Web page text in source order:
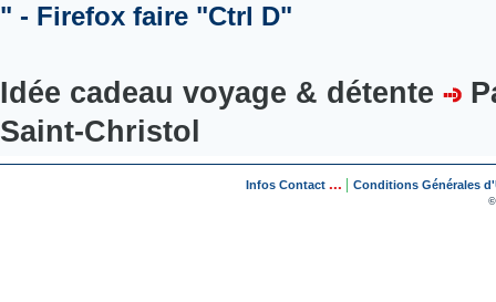
" - Firefox faire "Ctrl D"
Idée cadeau voyage & détente
Saint-Christol
Infos Contact ... Conditions Générales
©